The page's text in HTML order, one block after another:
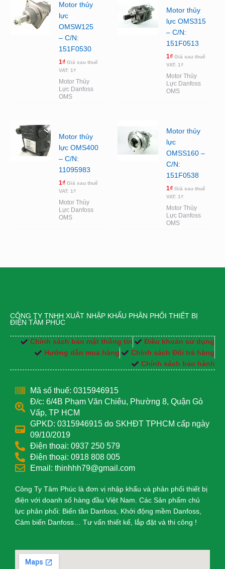
Motor thủy
lực
OMSW125
– C/N:
151F0530
1₫ Giá sau thuế
VAT: 1₫
Motor Thủy
Lực Danfoss
OMS
Motor thủy
lực OMS315
– C/N:
151F0513
1₫ Giá sau thuế
VAT: 1₫
Motor Thủy
Lực Danfoss
OMS
Motor thủy
lực OMS400
– C/N:
11095983
1₫ Giá sau thuế
VAT: 1₫
Motor Thủy
Lực Danfoss
OMS
Motor thủy
lực
OMSS160 –
C/N:
151F0538
1₫ Giá sau thuế
VAT: 1₫
Motor Thủy
Lực Danfoss
OMS
CÔNG TY TNHH XUẤT NHẬP KHẨU PHÂN PHỐI THIẾT BỊ
ĐIỆN TÂM PHÚC
Chính sách bảo mật thông tin
Điều khoản sử dụng
Hướng dẫn mua hàng
Chính sách Đổi trả hàng
Chính sách bảo hành
Mã số thuế: 0315946915
Đ/c: 6/4B Phạm Văn Chiêu, Phường 8, Quận Gò
Vấp, TP HCM
GPKD: 0315946915 do SKHĐT TPHCM cấp ngày
09/10/2019
Điện thoại: 0937 250 579
Điện thoại: 0918 808 005
Email: thinhhh79@gmail.com
Công Ty Tâm Phúc là đơn vị nhập khẩu và phân phối thiết bị
điện với doanh số hàng đầu Việt Nam. Các Sản phẩm chủ
lực phân phối: Biến tần Danfoss, Khởi động mềm Danfoss,
Cảm biến Danfoss… Tư vấn thiết kế, lắp đặt và thi công !